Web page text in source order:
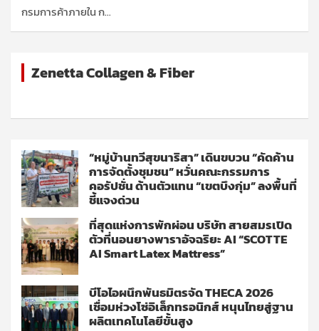
กรมการค้าภายใน ก…
Zenetta Collagen & Fiber
“หมู่บ้านทวีสุขนาริสา” เดินขบวน “คัดค้าน
การจัดตั้งชุมชน” หวั่นคณะกรรมการ
คอรัปชั่น ด้านตัวแทน “เขตบึงกุ่ม” ลงพื้นที่
ชี้แจงด่วน
ที่สุดแห่งการพักผ่อน บริษัท สายสมรเปิด
ตัวที่นอนยางพาราอัจฉริยะ AI “SCOTTE
AI Smart Latex Mattress”
บีโอไอผนึกพันธมิตรจัด THECA 2026
เชื่อมห่วงโซ่อิเล็กทรอนิกส์ หนุนไทยสู่ฐาน
ผลิตเทคโนโลยีขั้นสูง